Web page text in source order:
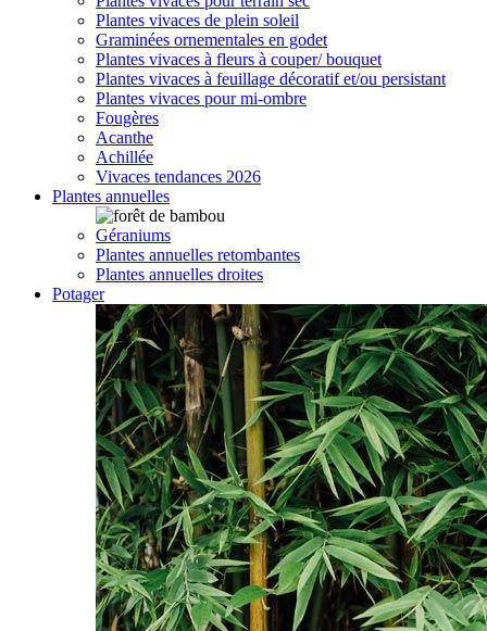
Plantes vivaces de plein soleil
Graminées ornementales en godet
Plantes vivaces à fleurs à couper/ bouquet
Plantes vivaces à feuillage décoratif et/ou persistant
Plantes vivaces pour mi-ombre
Fougères
Acanthe
Achillée
Vivaces tendances 2026
Plantes annuelles
Géraniums
Plantes annuelles retombantes
Plantes annuelles droites
Potager